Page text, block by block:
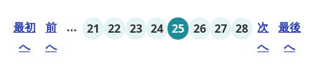
最初
へ
前
へ
... 21 22 23 24 25 26 27 28
次
へ
最後
へ